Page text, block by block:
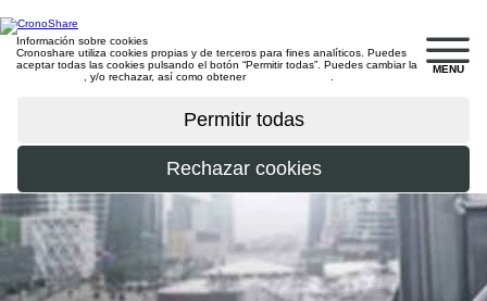
MENU
Información sobre cookies
Cronoshare utiliza cookies propias y de terceros para fines analíticos. Puedes
aceptar todas las cookies pulsando el botón “Permitir todas”. Puedes cambiar la
, y/o rechazar, así como obtener